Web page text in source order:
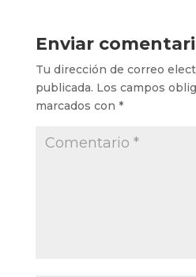
Enviar
Tu dirección de correo
publicada. Los campos
marcados con *